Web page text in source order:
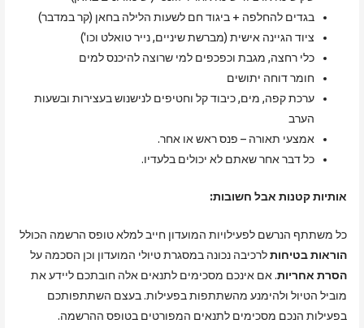
בגדים להחלפה + ביגוד חם לשעות הלילה בחאן (קר במדבר)
ציוד הגיינה אישית (מברשת שיניים, נייר טואלט וכו')
כלי רחצה, מגבת וכפכפים למי שרוצה להיכנס למים
חומר דוחה יתושים
ערכת קפה, מים, כיבוד קל וחטיפים לנישנוש בעצירות ובשעות
הערב
אמצעי תאורה – פנס ראש או אחר.
כל דבר אחר שאתם לא יכולים בלעדיו.
אותיות קטנות אבל חשובות:
כל משתתף הנרשם לפעילויות המועדון חייב למלא טופס הרשמה הכולל
הוראות בטיחותלרכיבה נכונה במסגרת טיולי המועדון וכן הסכמה על
הסרת אחריות. אם אינכם מסכימים לתנאים אלה חובתכם ליידע את
מוביל הטיול ולהימנע מהשתתפות בפעילות. בעצם השתתפותכם
בפעילות הנכם מסכימים לתנאים המפורטים בטופס ההרשמה.